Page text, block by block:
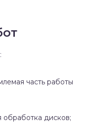
часть работы
обработка дисков;